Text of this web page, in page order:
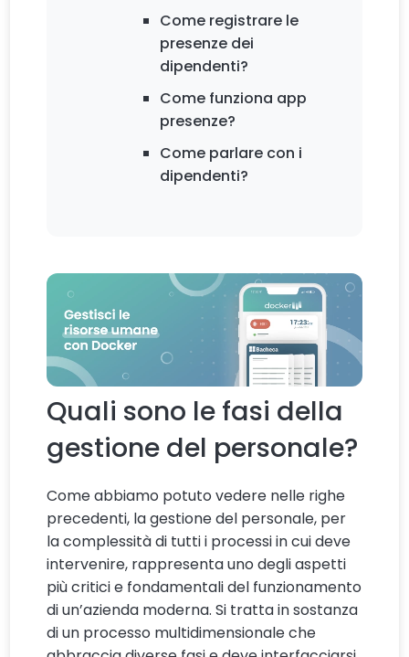
Come registrare le
presenze dei
dipendenti?
Come funziona app
presenze?
Come parlare con i
dipendenti?
Quali sono le fasi della
gestione del personale?
Come abbiamo potuto vedere nelle righe
precedenti, la gestione del personale, per
la complessità di tutti i processi in cui deve
intervenire, rappresenta uno degli aspetti
più critici e fondamentali del funzionamento
di un’azienda moderna. Si tratta in sostanza
di un processo multidimensionale che